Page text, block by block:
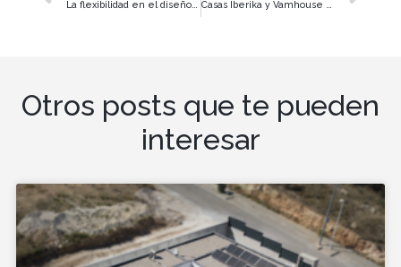
Otros posts que te pueden
interesar